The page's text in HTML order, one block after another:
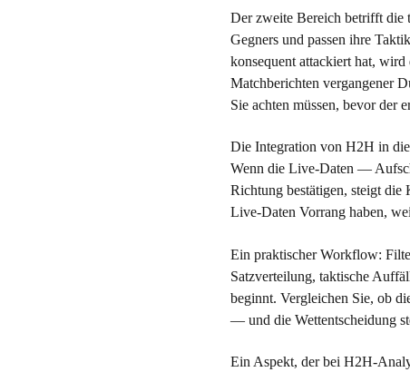
Der zweite Bereich betrifft die
Gegners und passen ihre
konsequent attackiert hat,
Matchberichten vergangener
Sie achten müssen, bevor der
Die Integration von H2H in
Wenn die Live-Daten —
Richtung bestätigen, steigt
Live-Daten Vorrang haben,
Ein praktischer Workflow:
Satzverteilung, taktische
beginnt. Vergleichen Sie, ob
— und die Wettentscheidung
Ein Aspekt, der bei H2H-